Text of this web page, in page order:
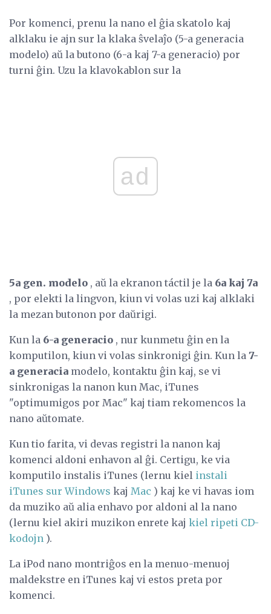
Por komenci, prenu la nano el ĝia skatolo kaj
alklaku ie ajn sur la klaka ŝvelaĵo (5-a generacia
modelo) aŭ la butono (6-a kaj 7-a generacio) por
turni ĝin. Uzu la klavokablon sur la
ad
5a gen. modelo , aŭ la ekranon táctil je la 6a kaj 7a
, por elekti la lingvon, kiun vi volas uzi kaj alklaki
la mezan butonon por daŭrigi.
Kun la 6-a generacio , nur kunmetu ĝin en la
komputilon, kiun vi volas sinkronigi ĝin. Kun la 7-
a generacia modelo, kontaktu ĝin kaj, se vi
sinkronigas la nanon kun Mac, iTunes
"optimumigos por Mac" kaj tiam rekomencos la
nano aŭtomate.
Kun tio farita, vi devas registri la nanon kaj
komenci aldoni enhavon al ĝi. Certigu, ke via
komputilo instalis iTunes (lernu kiel instali
iTunes sur Windows kaj Mac ) kaj ke vi havas iom
da muziko aŭ alia enhavo por aldoni al la nano
(lernu kiel akiri muzikon enrete kaj kiel ripeti CD-
kodojn ).
La iPod nano montriĝos en la menuo-menuoj
maldekstre en iTunes kaj vi estos preta por
komenci.